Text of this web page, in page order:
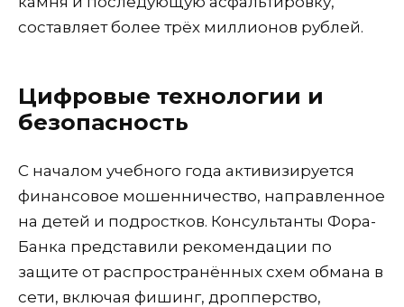
составляет более трёх миллионов рублей.
Цифровые технологии и
безопасность
С началом учебного года активизируется
финансовое мошенничество, направленное
на детей и подростков. Консультанты Фора-
Банка представили рекомендации по
защите от распространённых схем обмана в
сети, включая фишинг, дропперство,